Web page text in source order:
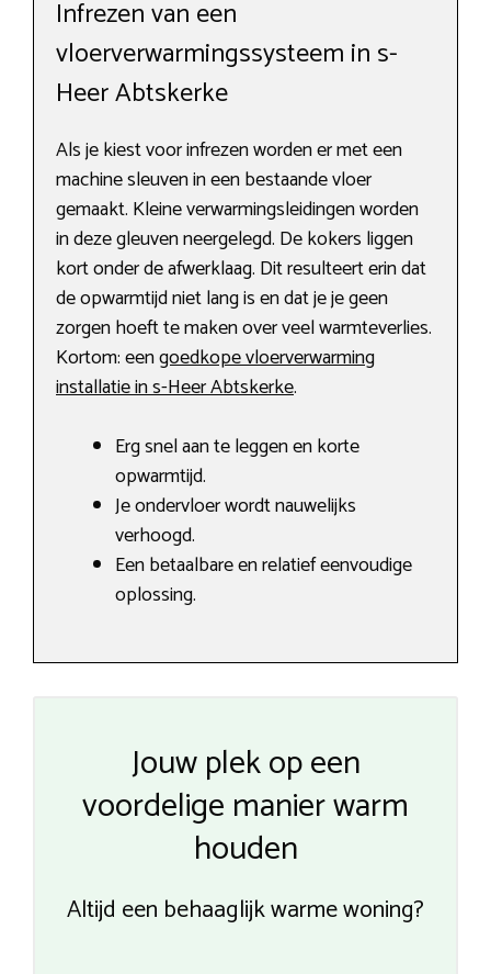
Infrezen van een
vloerverwarmingssysteem in s-
Heer Abtskerke
Als je kiest voor infrezen worden er met een
machine sleuven in een bestaande vloer
gemaakt. Kleine verwarmingsleidingen worden
in deze gleuven neergelegd. De kokers liggen
kort onder de afwerklaag. Dit resulteert erin dat
de opwarmtijd niet lang is en dat je je geen
zorgen hoeft te maken over veel warmteverlies.
Kortom: eengoedkope vloerverwarming
installatie in s-Heer Abtskerke.
Erg snel aan te leggen en korte
opwarmtijd.
Je ondervloer wordt nauwelijks
verhoogd.
Een betaalbare en relatief eenvoudige
oplossing.
Jouw plek op een
voordelige manier warm
houden
Altijd een behaaglijk warme woning?